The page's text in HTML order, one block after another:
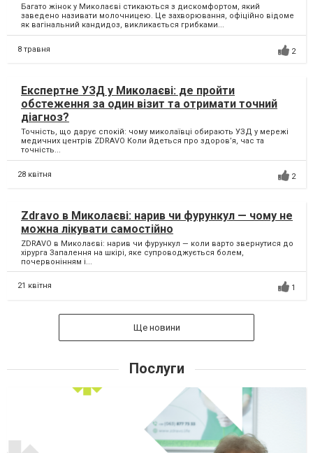
Багато жінок у Миколаєві стикаються з дискомфортом, який
заведено називати молочницею. Це захворювання, офіційно відоме
як вагінальний кандидоз, викликається грибками...
8 травня 2
Експертне УЗД у Миколаєві: де пройти
обстеження за один візит та отримати точний
діагноз?
Точність, що дарує спокій: чому миколаївці обирають УЗД у мережі
медичних центрів ZDRAVO Коли йдеться про здоров’я, час та
точність...
28 квітня 2
Zdravo в Миколаєві: нарив чи фурункул — чому не
можна лікувати самостійно
ZDRAVO в Миколаєві: нарив чи фурункул — коли варто звернутися до
хірурга Запалення на шкірі, яке супроводжується болем,
почервонінням і...
21 квітня 1
Ще новини
Послуги